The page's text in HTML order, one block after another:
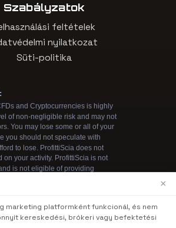
Szabályzatok
feltételek
nyilatkozat
Süti-politika
to use our website, you
cookies. See our
×
marketing platformként funkcionál, és nem
kereskedési, brókeri vagy befektetési